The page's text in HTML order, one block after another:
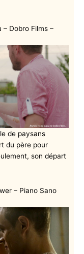
– Dobro Films –
de paysans
du père pour
son départ
– Piano Sano